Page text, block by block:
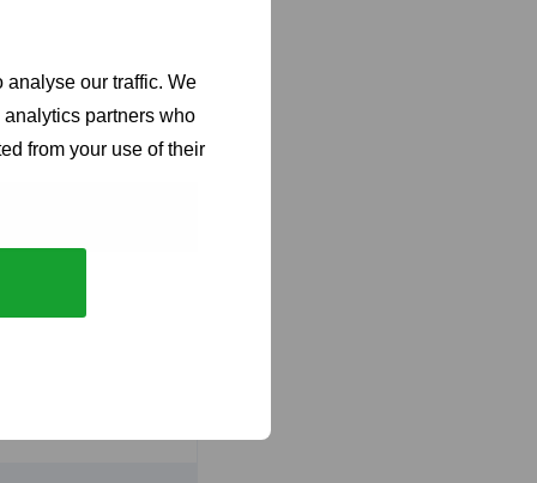
our traffic. We
partners who
from your use of their
som fryser,
oppfyller